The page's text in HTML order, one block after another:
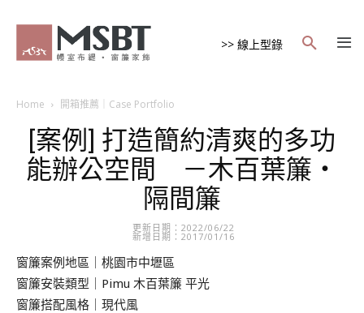
>> 線上型錄
Home 開箱推薦｜Case Portfolio
[案例] 打造簡約清爽的多功
能辦公空間 －木百葉簾・
隔間簾
更新日期：2022/06/22
新增日期：2017/01/16
窗簾案例地區｜桃園市中壢區
窗簾安裝類型｜Pimu 木百葉簾 平光
窗簾搭配風格｜現代風